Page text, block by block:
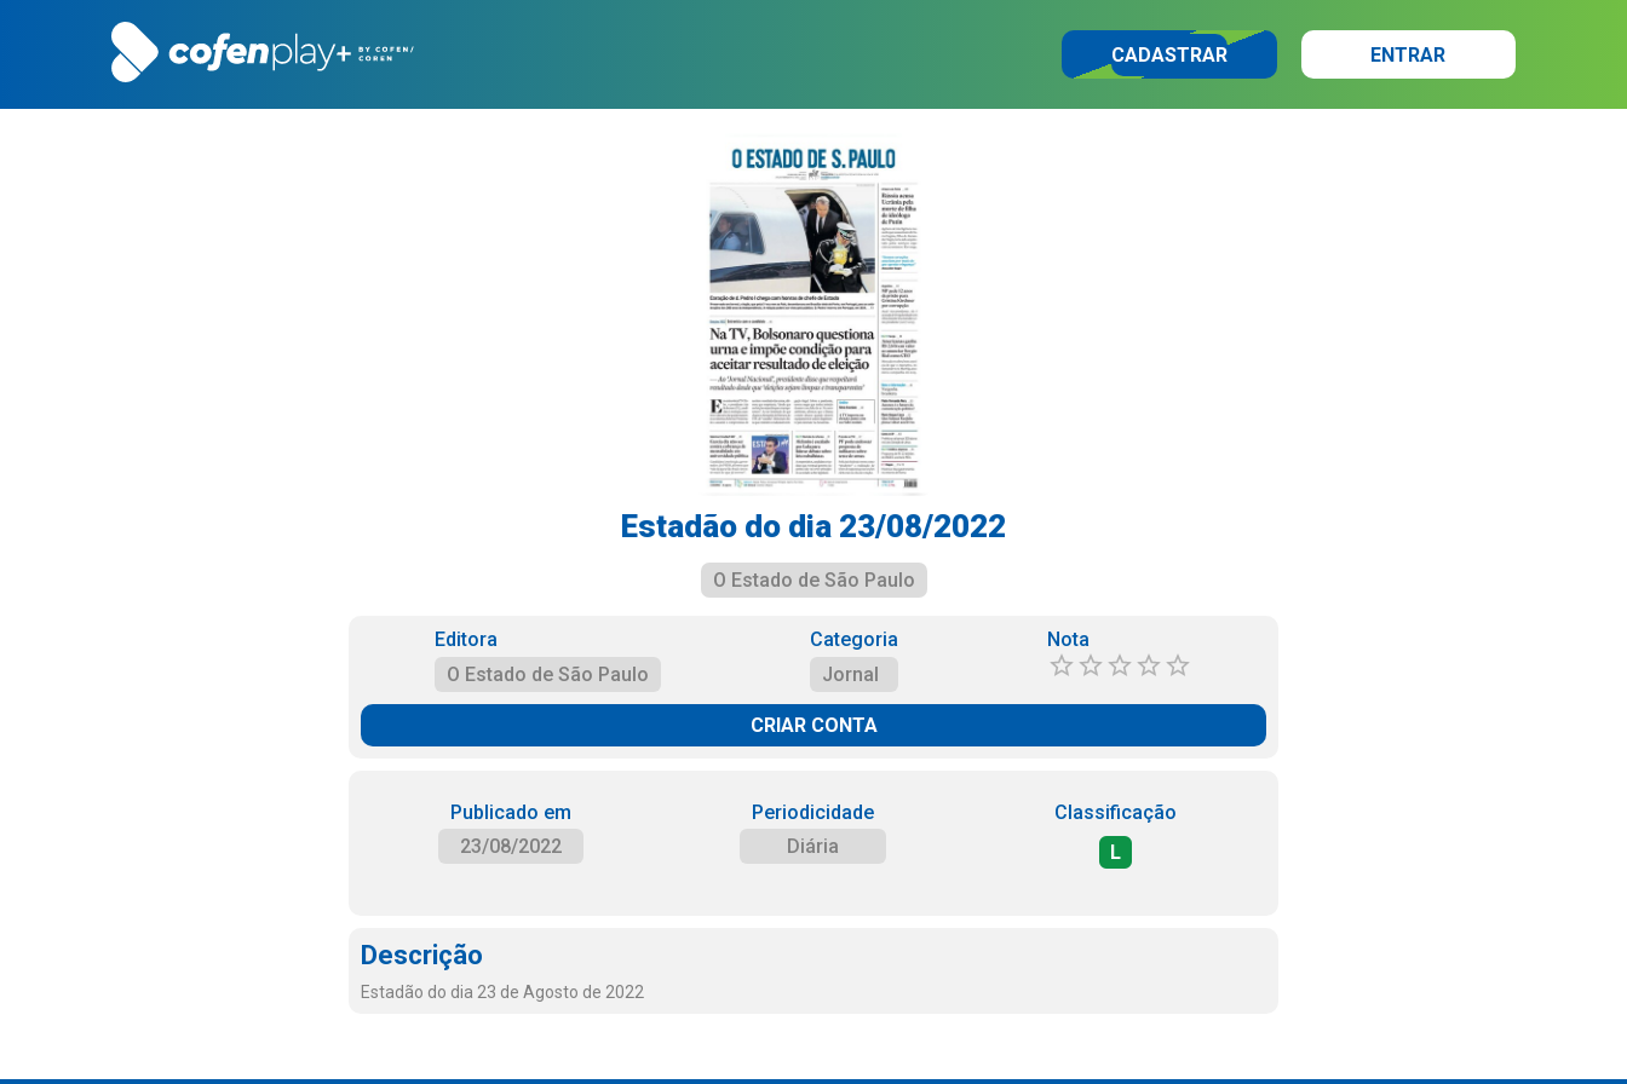
CADASTRAR ENTRAR
Estadão do dia 23/08/2022
O Estado de São Paulo
Editora
O Estado de São Paulo
Categoria
Jornal
Nota
CRIAR CONTA
Publicado em
23/08/2022
Periodicidade
Diária
Classificação
L
Descrição
Estadão do dia 23 de Agosto de 2022